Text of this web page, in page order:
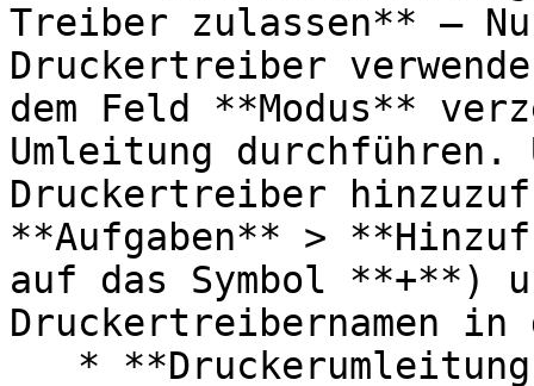
Treiber zulassen** –
Druckertreiber
dem Feld **Modus**
Umleitung
Druckertreiber
**Aufgaben** >
auf das Symbol **+**)
Druckertreibernamen